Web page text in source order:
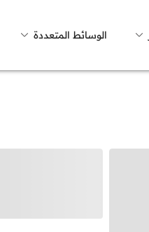
الوسائط المتعددة